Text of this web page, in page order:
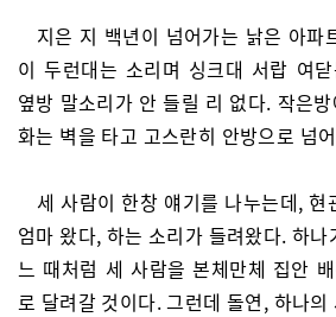
지은 지 백년이 넘어가는 낡은 아파
이 두런대는 소리며 싱크대 서랍 여
옆방 말소리가 안 들릴 리 없다. 작은
화는 벽을 타고 고스란히 안방으로 넘
세 사람이 한창 얘기를 나누는데,
엄마 왔다, 하는 소리가 들려왔다. 하
느 때처럼 세 사람을 본체만체 집안
로 달려갈 것이다. 그런데 돌연, 하나